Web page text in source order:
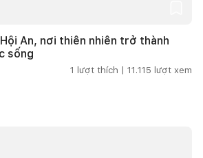
An, nơi thiên nhiên trở thành
sống
1 lượt thích | 11.115 lượt xem